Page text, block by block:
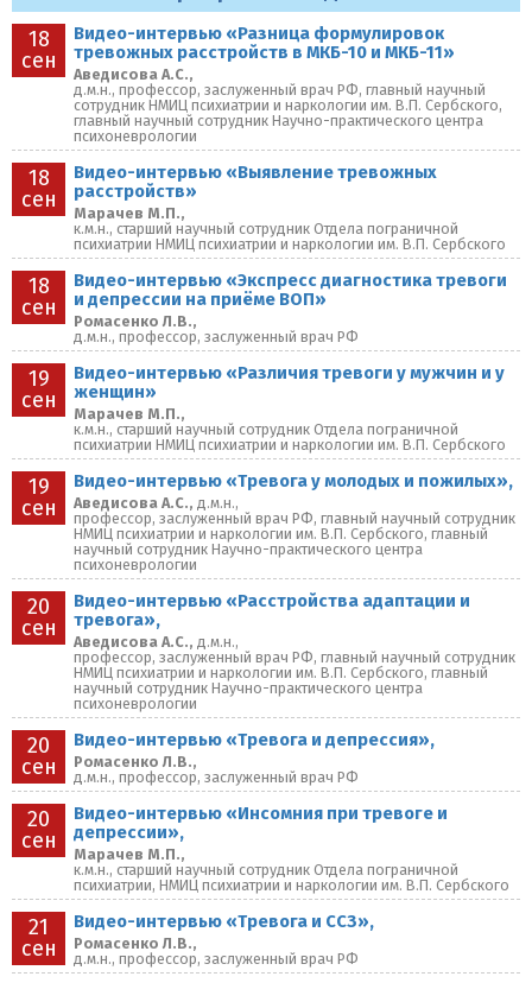
18
сен
Видео-интервью «Разница формулировок
тревожных расстройств в МКБ-10 и МКБ-11»
Аведисова А.С.,
д.м.н., профессор, заслуженный врач РФ, главный научный
сотрудник НМИЦ психиатрии и наркологии им. В.П. Сербского,
главный научный сотрудник Научно-практического центра
психоневрологии
18
сен
Видео-интервью «Выявление тревожных
расстройств»
Марачев М.П.,
к.м.н., старший научный сотрудник Отдела пограничной
психиатрии НМИЦ психиатрии и наркологии им. В.П. Сербского
18
сен
Видео-интервью «Экспресс диагностика тревоги
и депрессии на приёме ВОП»
Ромасенко Л.В.,
д.м.н., профессор, заслуженный врач РФ
19
сен
Видео-интервью «Различия тревоги у мужчин и у
женщин»
Марачев М.П.,
к.м.н., старший научный сотрудник Отдела пограничной
психиатрии НМИЦ психиатрии и наркологии им. В.П. Сербского
19
сен
Видео-интервью «Тревога у молодых и пожилых»,
Аведисова А.С., д.м.н.,
профессор, заслуженный врач РФ, главный научный сотрудник
НМИЦ психиатрии и наркологии им. В.П. Сербского, главный
научный сотрудник Научно-практического центра
психоневрологии
20
сен
Видео-интервью «Расстройства адаптации и
тревога»,
Аведисова А.С., д.м.н.,
профессор, заслуженный врач РФ, главный научный сотрудник
НМИЦ психиатрии и наркологии им. В.П. Сербского, главный
научный сотрудник Научно-практического центра
психоневрологии
20
сен
Видео-интервью «Тревога и депрессия»,
Ромасенко Л.В.,
д.м.н., профессор, заслуженный врач РФ
20
сен
Видео-интервью «Инсомния при тревоге и
депрессии»,
Марачев М.П.,
к.м.н., старший научный сотрудник Отдела пограничной
психиатрии, НМИЦ психиатрии и наркологии им. В.П. Сербского
21
сен
Видео-интервью «Тревога и ССЗ»,
Ромасенко Л.В.,
д.м.н., профессор, заслуженный врач РФ